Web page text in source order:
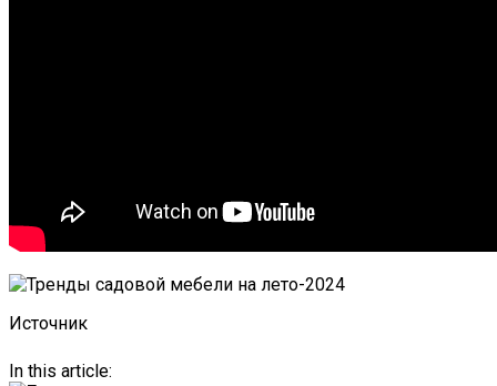
Источник
In this article: